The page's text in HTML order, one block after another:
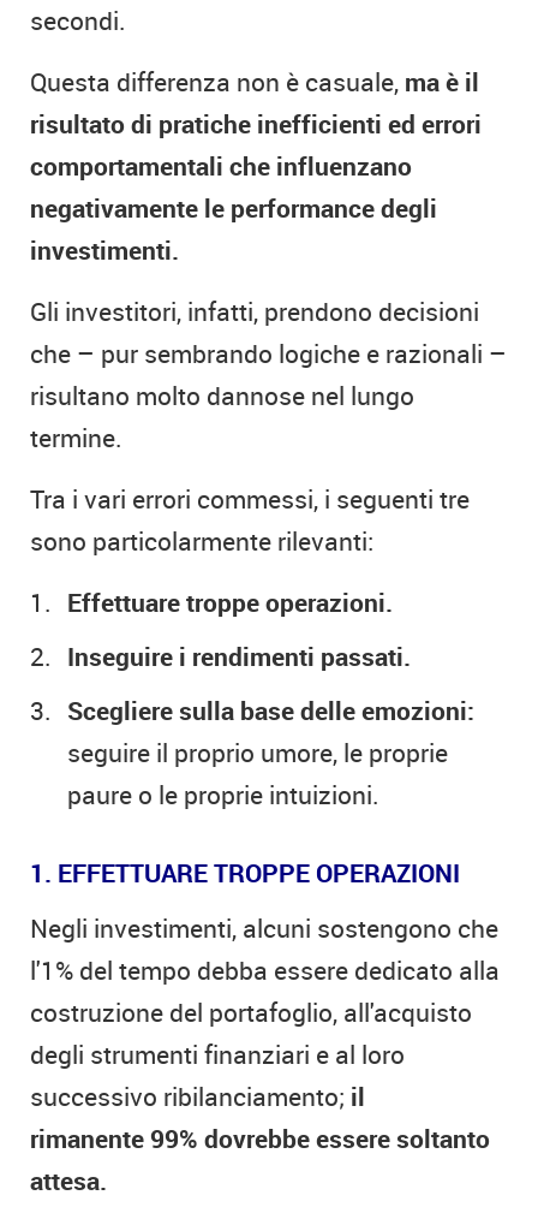
secondi.
Questa differenza non è casuale, ma è il
risultato di pratiche inefficienti ed errori
comportamentali che influenzano
negativamente le performance degli
investimenti.
Gli investitori, infatti, prendono decisioni
che – pur sembrando logiche e razionali –
risultano molto dannose nel lungo
termine.
Tra i vari errori commessi, i seguenti tre
sono particolarmente rilevanti:
Effettuare troppe operazioni.
Inseguire i rendimenti passati.
Scegliere sulla base delle emozioni:
seguire il proprio umore, le proprie
paure o le proprie intuizioni.
1. EFFETTUARE TROPPE OPERAZIONI
Negli investimenti, alcuni sostengono che
l'1% del tempo debba essere dedicato alla
costruzione del portafoglio, all'acquisto
degli strumenti finanziari e al loro
successivo ribilanciamento; il
rimanente 99% dovrebbe essere soltanto
attesa.